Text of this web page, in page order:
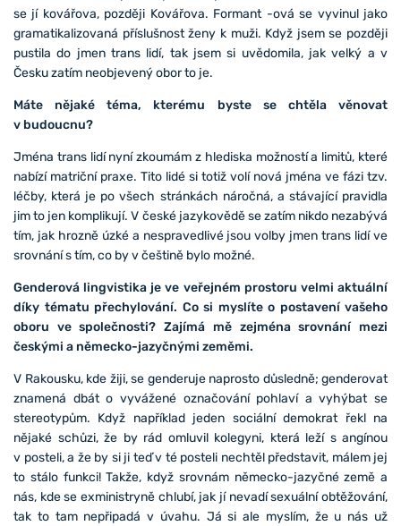
se jí kovářova, později Kovářova. Formant -ová se vyvinul jako
gramatikalizovaná příslušnost ženy k muži. Když jsem se později
pustila do jmen trans lidí, tak jsem si uvědomila, jak velký a v
Česku zatím neobjevený obor to je.
Máte nějaké téma, kterému byste se chtěla věnovat
v budoucnu?
Jména trans lidí nyní zkoumám z hlediska možností a limitů, které
nabízí matriční praxe. Tito lidé si totiž volí nová jména ve fázi tzv.
léčby, která je po všech stránkách náročná, a stávající pravidla
jim to jen komplikují. V české jazykovědě se zatím nikdo nezabývá
tím, jak hrozně úzké a nespravedlivé jsou volby jmen trans lidí ve
srovnání s tím, co by v češtině bylo možné.
Genderová lingvistika je ve veřejném prostoru velmi aktuální
díky tématu přechylování. Co si myslíte o postavení vašeho
oboru ve společnosti? Zajímá mě zejména srovnání mezi
českými a německo-jazyčnými zeměmi.
V Rakousku, kde žiji, se genderuje naprosto důsledně; genderovat
znamená dbát o vyvážené označování pohlaví a vyhýbat se
stereotypům. Když například jeden sociální demokrat řekl na
nějaké schůzi, že by rád omluvil kolegyni, která leží s angínou
v posteli, a že by si ji teď v té posteli nechtěl představit, málem jej
to stálo funkci! Takže, když srovnám německo-jazyčné země a
nás, kde se exministryně chlubí, jak jí nevadí sexuální obtěžování,
tak to tam nepřipadá v úvahu. Já si ale myslím, že u nás už